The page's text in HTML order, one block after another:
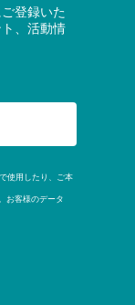
登録いた
、活動情
使用したり、ご本
お客様のデータ